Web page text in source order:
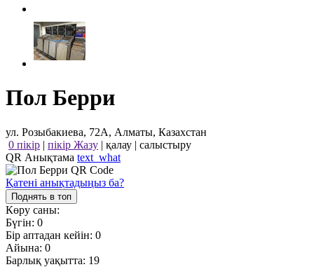
Пол Берри
ул. Розыбакиева, 72А, Алматы, Казахстан
0 пікір | пікір Жазу | қалау | салыстыру
QR Анықтама text_what
Қатені анықтадыңыз ба?
Поднять в топ
Көру саны:
Бүгін: 0
Бір аптадан кейін: 0
Айына: 0
Барлық уақытта: 19